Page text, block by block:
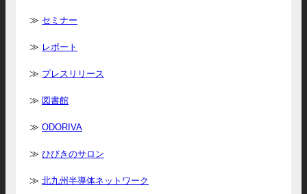
セミナー
レポート
プレスリリース
図書館
ODORIVA
ひびきのサロン
北九州半導体ネットワーク